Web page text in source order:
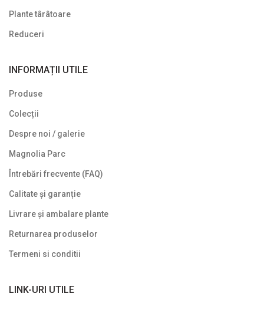
Plante târâtoare
Reduceri
INFORMAȚII UTILE
Produse
Colecții
Despre noi / galerie
Magnolia Parc
Întrebări frecvente (FAQ)
Calitate și garanție
Livrare și ambalare plante
Returnarea produselor
Termeni si conditii
LINK-URI UTILE